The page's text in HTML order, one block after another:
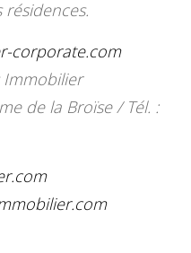
corporate.com
Immobilier
de la Broïse / Tél. :